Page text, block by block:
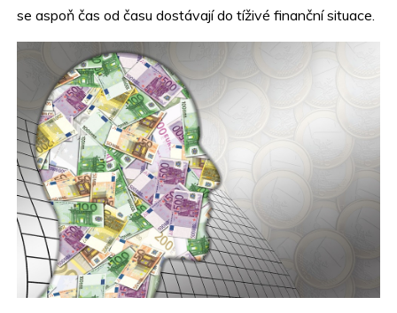
se aspoň čas od času dostávají do tíživé finanční situace.